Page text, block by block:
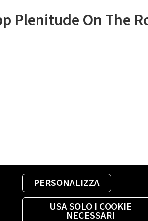
PERSONALIZZA
USA SOLO I COOKIE
NECESSARI
Plenitude On The